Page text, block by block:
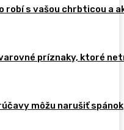
robí s vašou chrbticou a
príznaky, ktoré
môžu narušiť spánok